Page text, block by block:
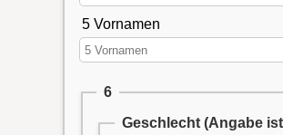
5 Vornamen
6
Geschlecht (Angabe